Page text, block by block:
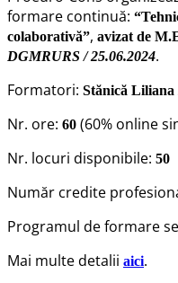
formare continuă:
colaborativă”, avizat de
DGMRURS / 25.06.2024.
Formatori: Stănică Liliana
Nr. ore: 60 (60% online
Nr. locuri disponibile: 50
Număr credite
Programul de formare
Mai multe detalii aici.